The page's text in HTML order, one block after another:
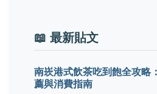
📖 最新貼文
南崁港式飲茶吃到飽全攻略
薦與消費指南